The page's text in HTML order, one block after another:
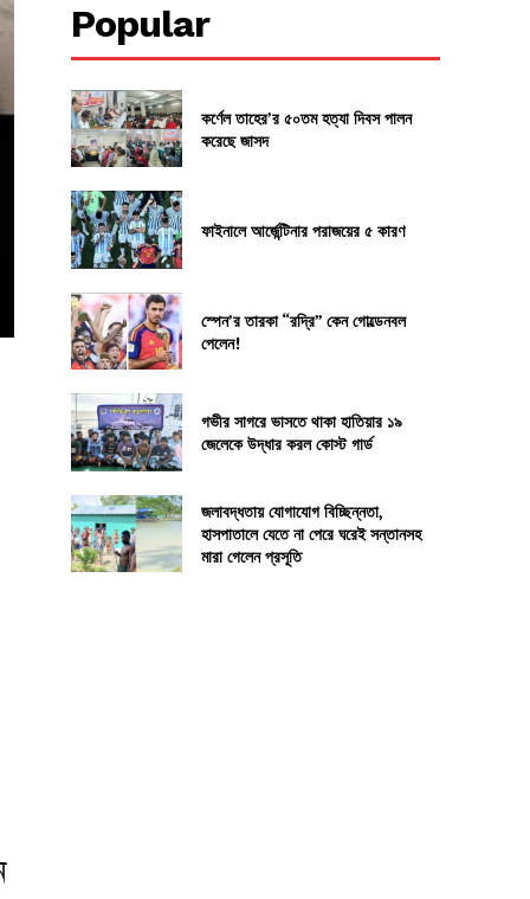
Popular
কর্ণেল তাহের’র ৫০তম হত্যা দিবস পালন
করেছে জাসদ
ফাইনালে আর্জেন্টিনার পরাজয়ের ৫ কারণ
স্পেন’র তারকা “রদ্রি” কেন গোল্ডেনবল
পেলেন!
গভীর সাগরে ভাসতে থাকা হাতিয়ার ১৯
জেলেকে উদ্ধার করল কোস্ট গার্ড
জলাবদ্ধতায় যোগাযোগ বিচ্ছিন্নতা,
হাসপাতালে যেতে না পেরে ঘরেই সন্তানসহ
মারা গেলেন প্রসূতি